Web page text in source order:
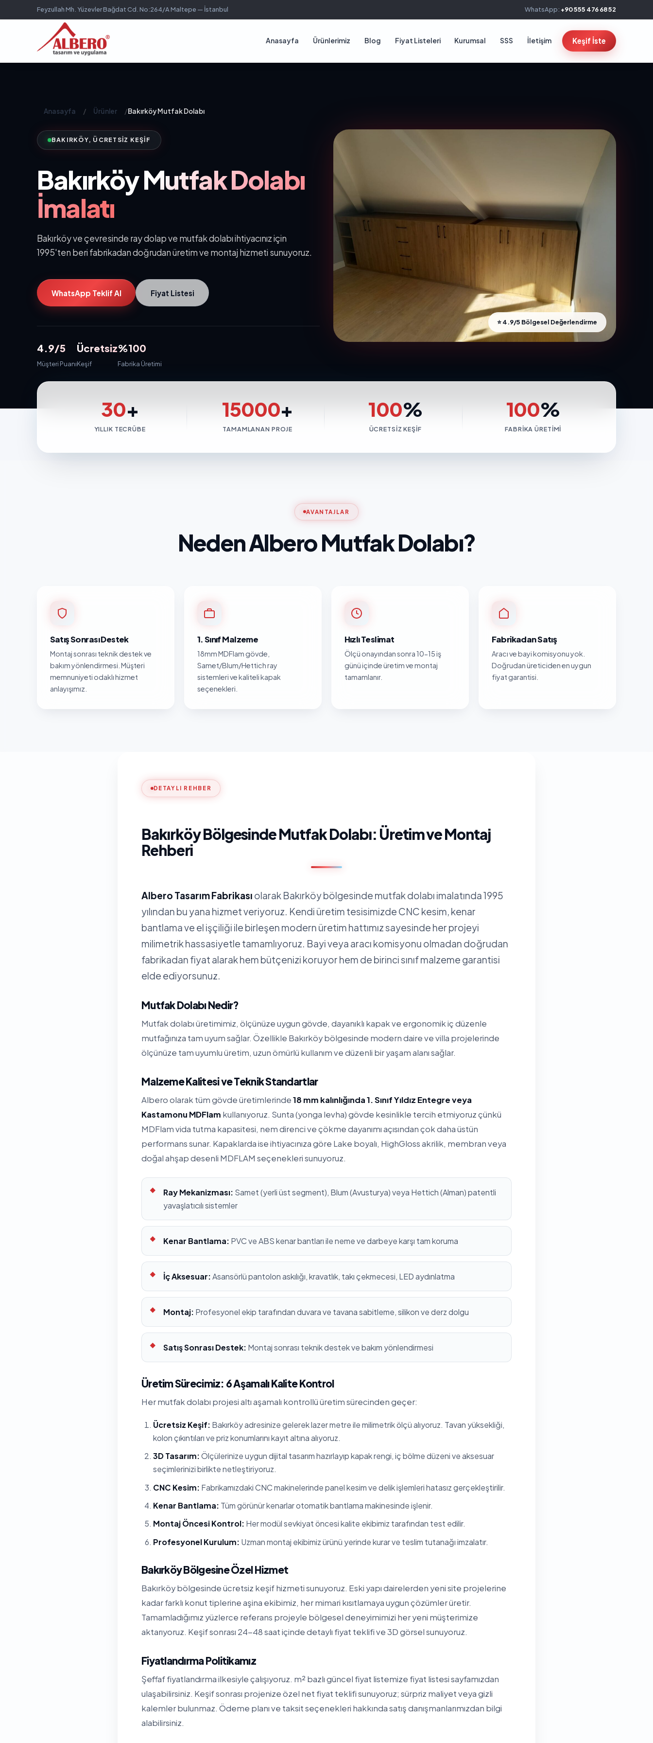
Feyzullah Mh. Yüzevler Bağdat Cd. No:264/A Maltepe — İstanbul WhatsApp: +90 555 476 68 52
Anasayfa Ürünlerimiz Blog Fiyat Listeleri Kurumsal SSS İletişim Keşif İste
Anasayfa / Ürünler /Bakırköy Mutfak Dolabı
BAKIRKÖY, ÜCRETSIZ KEŞIF
BakırköyMutfak Dolabı
İmalatı
Bakırköy ve çevresinde ray dolap ve mutfak dolabı ihtiyacınız için
1995'ten beri fabrikadan doğrudan üretim ve montaj hizmeti sunuyoruz.
WhatsApp Teklif Al Fiyat Listesi
4.9/5
Müşteri Puanı
Ücretsiz
Keşif
%100
Fabrika Üretimi
⭐ 4.9/5 Bölgesel Değerlendirme
30+
YILLIK TECRÜBE
15000+
TAMAMLANAN PROJE
100%
ÜCRETSIZ KEŞIF
100%
FABRIKA ÜRETIMI
AVANTAJLAR
Neden Albero Mutfak Dolabı?
Satış Sonrası Destek
Montaj sonrası teknik destek ve
bakım yönlendirmesi. Müşteri
memnuniyeti odaklı hizmet
anlayışımız.
1. Sınıf Malzeme
18mm MDFlam gövde,
Samet/Blum/Hettich ray
sistemleri ve kaliteli kapak
seçenekleri.
Hızlı Teslimat
Ölçü onayından sonra 10-15 iş
günü içinde üretim ve montaj
tamamlanır.
Fabrikadan Satış
Aracı ve bayi komisyonu yok.
Doğrudan üreticiden en uygun
fiyat garantisi.
DETAYLI REHBER
Bakırköy Bölgesinde Mutfak Dolabı: Üretim ve Montaj
Rehberi
Albero Tasarım Fabrikası olarak Bakırköy bölgesinde mutfak dolabı imalatında 1995
yılından bu yana hizmet veriyoruz. Kendi üretim tesisimizde CNC kesim, kenar
bantlama ve el işçiliği ile birleşen modern üretim hattımız sayesinde her projeyi
milimetrik hassasiyetle tamamlıyoruz. Bayi veya aracı komisyonu olmadan doğrudan
fabrikadan fiyat alarak hem bütçenizi koruyor hem de birinci sınıf malzeme garantisi
elde ediyorsunuz.
Mutfak Dolabı Nedir?
Mutfak dolabı üretimimiz, ölçünüze uygun gövde, dayanıklı kapak ve ergonomik iç düzenle
mutfağınıza tam uyum sağlar. Özellikle Bakırköy bölgesinde modern daire ve villa projelerinde
ölçünüze tam uyumlu üretim, uzun ömürlü kullanım ve düzenli bir yaşam alanı sağlar.
Malzeme Kalitesi ve Teknik Standartlar
Albero olarak tüm gövde üretimlerinde18 mm kalınlığında 1. Sınıf Yıldız Entegre veya
Kastamonu MDFlam kullanıyoruz. Sunta (yonga levha) gövde kesinlikle tercih etmiyoruz çünkü
MDFlam vida tutma kapasitesi, nem direnci ve çökme dayanımı açısından çok daha üstün
performans sunar. Kapaklarda ise ihtiyacınıza göre Lake boyalı, HighGloss akrilik, membran veya
doğal ahşap desenli MDFLAM seçenekleri sunuyoruz.
Ray Mekanizması: Samet (yerli üst segment), Blum (Avusturya) veya Hettich (Alman) patentli
yavaşlatıcılı sistemler
Kenar Bantlama: PVC ve ABS kenar bantları ile neme ve darbeye karşı tam koruma
İç Aksesuar:Asansörlü pantolon askılığı, kravatlık, takı çekmecesi, LED aydınlatma
Montaj: Profesyonel ekip tarafından duvara ve tavana sabitleme, silikon ve derz dolgu
Satış Sonrası Destek: Montaj sonrası teknik destek ve bakım yönlendirmesi
Üretim Sürecimiz: 6 Aşamalı Kalite Kontrol
Her mutfak dolabı projesi altı aşamalı kontrollü üretim sürecinden geçer:
Ücretsiz Keşif: Bakırköy adresinize gelerek lazer metre ile milimetrik ölçü alıyoruz. Tavan yüksekliği,
kolon çıkıntıları ve priz konumlarını kayıt altına alıyoruz.
3D Tasarım:Ölçülerinize uygun dijital tasarım hazırlayıp kapak rengi, iç bölme düzeni ve aksesuar
seçimlerinizi birlikte netleştiriyoruz.
CNC Kesim: Fabrikamızdaki CNC makinelerinde panel kesim ve delik işlemleri hatasız gerçekleştirilir.
Kenar Bantlama: Tüm görünür kenarlar otomatik bantlama makinesinde işlenir.
Montaj Öncesi Kontrol: Her modül sevkiyat öncesi kalite ekibimiz tarafından test edilir.
Profesyonel Kurulum: Uzman montaj ekibimiz ürünü yerinde kurar ve teslim tutanağı imzalatır.
Bakırköy Bölgesine Özel Hizmet
Bakırköy bölgesinde ücretsiz keşif hizmeti sunuyoruz. Eski yapı dairelerden yeni site projelerine
kadar farklı konut tiplerine aşina ekibimiz, her mimari kısıtlamaya uygun çözümler üretir.
Tamamladığımız yüzlerce referans projeyle bölgesel deneyimimizi her yeni müşterimize
aktarıyoruz. Keşif sonrası 24-48 saat içinde detaylı fiyat teklifi ve 3D görsel sunuyoruz.
Fiyatlandırma Politikamız
Şeffaf fiyatlandırma ilkesiyle çalışıyoruz. m² bazlı güncel fiyat listemize fiyat listesi sayfamızdan
ulaşabilirsiniz. Keşif sonrası projenize özel net fiyat teklifi sunuyoruz; sürpriz maliyet veya gizli
kalemler bulunmaz. Ödeme planı ve taksit seçenekleri hakkında satış danışmanlarımızdan bilgi
alabilirsiniz.